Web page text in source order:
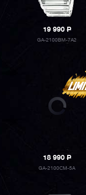
19 990P
GA-2100BM-7A2
18 990P
GA-2100CM-5A